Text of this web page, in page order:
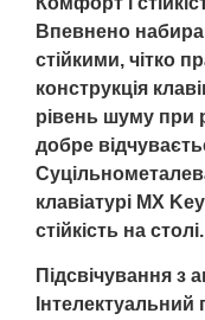
Впевнено
стійкими, чітко
конструкція
рівень шуму при
добре
клавіатурі MX
стійкість на столі.
Підсвічування
Інтелектуальний